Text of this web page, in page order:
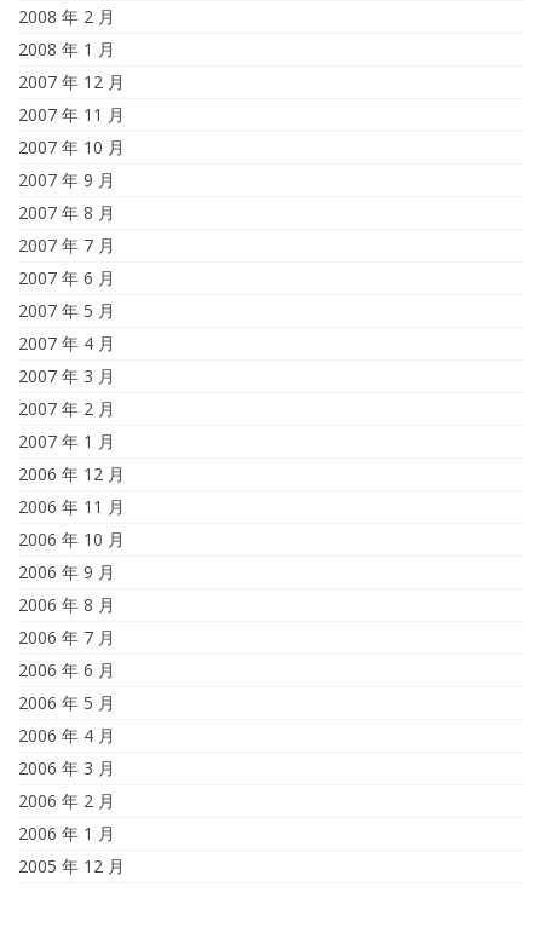
2008 年 2 月
2008 年 1 月
2007 年 12 月
2007 年 11 月
2007 年 10 月
2007 年 9 月
2007 年 8 月
2007 年 7 月
2007 年 6 月
2007 年 5 月
2007 年 4 月
2007 年 3 月
2007 年 2 月
2007 年 1 月
2006 年 12 月
2006 年 11 月
2006 年 10 月
2006 年 9 月
2006 年 8 月
2006 年 7 月
2006 年 6 月
2006 年 5 月
2006 年 4 月
2006 年 3 月
2006 年 2 月
2006 年 1 月
2005 年 12 月